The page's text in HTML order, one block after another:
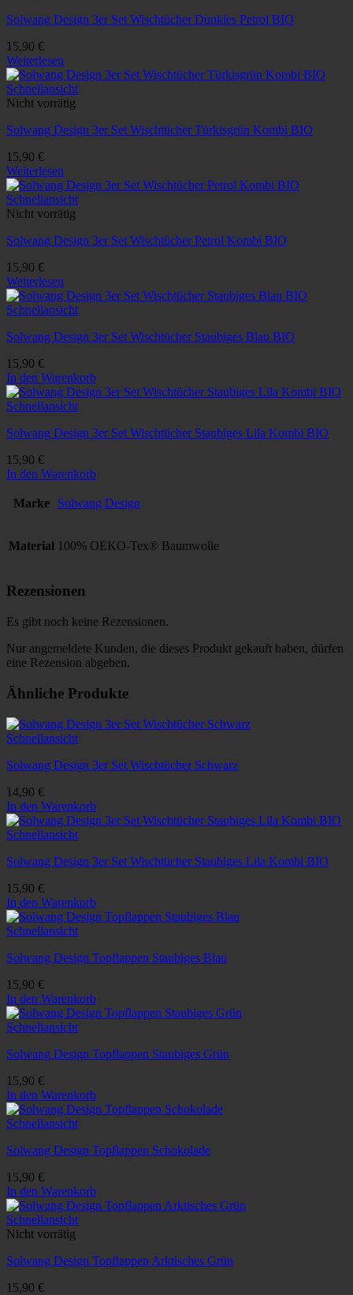
Solwang Design 3er Set Wischtücher Dunkles Petrol BIO
15,90 €
Weiterlesen
Schnellansicht
Nicht vorrätig
Solwang Design 3er Set Wischtücher Türkisgrün Kombi BIO
15,90 €
Weiterlesen
Schnellansicht
Nicht vorrätig
Solwang Design 3er Set Wischtücher Petrol Kombi BIO
15,90 €
Weiterlesen
Schnellansicht
Solwang Design 3er Set Wischtücher Staubiges Blau BIO
15,90 €
In den Warenkorb
Schnellansicht
Solwang Design 3er Set Wischtücher Staubiges Lila Kombi BIO
15,90 €
In den Warenkorb
Marke Solwang Design
Material 100% OEKO-Tex® Baumwolle
Rezensionen
Es gibt noch keine Rezensionen.
Nur angemeldete Kunden, die dieses Produkt gekauft haben, dürfen
eine Rezension abgeben.
Ähnliche Produkte
Schnellansicht
Solwang Design 3er Set Wischtücher Schwarz
14,90 €
In den Warenkorb
Schnellansicht
Solwang Design 3er Set Wischtücher Staubiges Lila Kombi BIO
15,90 €
In den Warenkorb
Schnellansicht
Solwang Design Topflappen Staubiges Blau
15,90 €
In den Warenkorb
Schnellansicht
Solwang Design Topflappen Staubiges Grün
15,90 €
In den Warenkorb
Schnellansicht
Solwang Design Topflappen Schokolade
15,90 €
In den Warenkorb
Schnellansicht
Nicht vorrätig
Solwang Design Topflappen Arktisches Grün
15,90 €